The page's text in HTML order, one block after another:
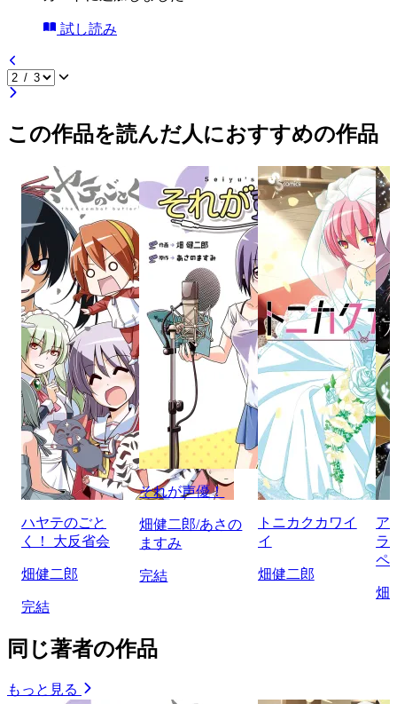
試し読み
この作品を読んだ人におすすめの作品
ハヤテのごと
く！ 大反省会
畑健二郎
完結
それが声優！
畑健二郎/あさの
ますみ
完結
トニカクカワイ
イ
畑健二郎
ア
ラ
ペ
畑
同じ著者の作品
もっと見る